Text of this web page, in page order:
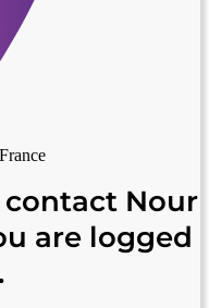
Nour
are logged